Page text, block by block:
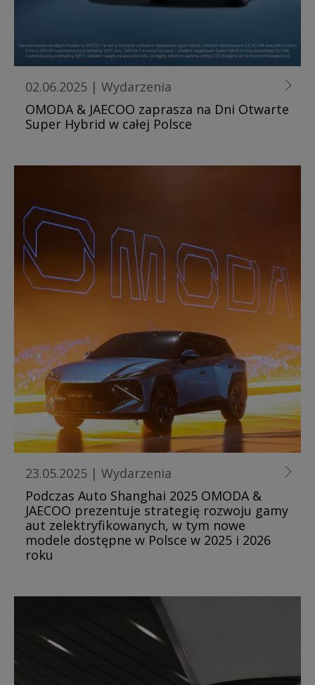
02.06.2025 | Wydarzenia
OMODA & JAECOO zaprasza na Dni Otwarte
Super Hybrid w całej Polsce
23.05.2025 | Wydarzenia
Podczas Auto Shanghai 2025 OMODA &
JAECOO prezentuje strategię rozwoju gamy
aut zelektryfikowanych, w tym nowe
modele dostępne w Polsce w 2025 i 2026
roku